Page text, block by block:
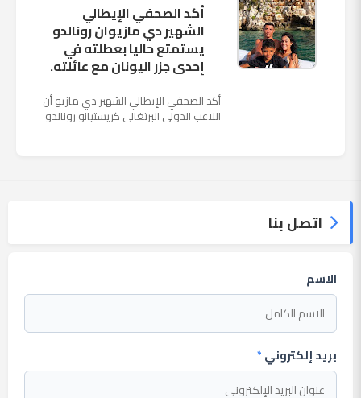
أكد الصحفي الإيطالي
الشهير دي مازيوان رونالدو
يستمتع حاليا بعطلته في
إحدى جزر اليونان مع عائلته.
أكد الصحفي الإيطالي الشهير دي مازيو أن
اللاعب الدولي البرتغالي كريستيانو رونالدو
اتصل بنا
الاسم
بريد إلكتروني*